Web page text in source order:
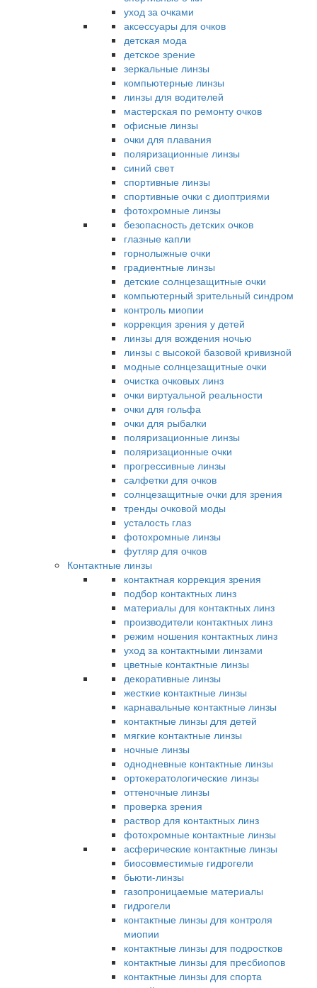
уход за очками
аксессуары для очков
детская мода
детское зрение
зеркальные линзы
компьютерные линзы
линзы для водителей
мастерская по ремонту очков
офисные линзы
очки для плавания
поляризационные линзы
синий свет
спортивные линзы
спортивные очки с диоптриями
фотохромные линзы
безопасность детских очков
глазные капли
горнолыжные очки
градиентные линзы
детские солнцезащитные очки
компьютерный зрительный синдром
контроль миопии
коррекция зрения у детей
линзы для вождения ночью
линзы с высокой базовой кривизной
модные солнцезащитные очки
очистка очковых линз
очки виртуальной реальности
очки для гольфа
очки для рыбалки
поляризационные линзы
поляризационные очки
прогрессивные линзы
салфетки для очков
солнцезащитные очки для зрения
тренды очковой моды
усталость глаз
фотохромные линзы
футляр для очков
Контактные линзы
контактная коррекция зрения
подбор контактных линз
материалы для контактных линз
производители контактных линз
режим ношения контактных линз
уход за контактными линзами
цветные контактные линзы
декоративные линзы
жесткие контактные линзы
карнавальные контактные линзы
контактные линзы для детей
мягкие контактные линзы
ночные линзы
однодневные контактные линзы
ортокератологические линзы
оттеночные линзы
проверка зрения
раствор для контактных линз
фотохромные контактные линзы
асферические контактные линзы
биосовместимые гидрогели
бьюти-линзы
газопроницаемые материалы
гидрогели
контактные линзы для контроля
миопии
контактные линзы для подростков
контактные линзы для пресбиопов
контактные линзы для спорта